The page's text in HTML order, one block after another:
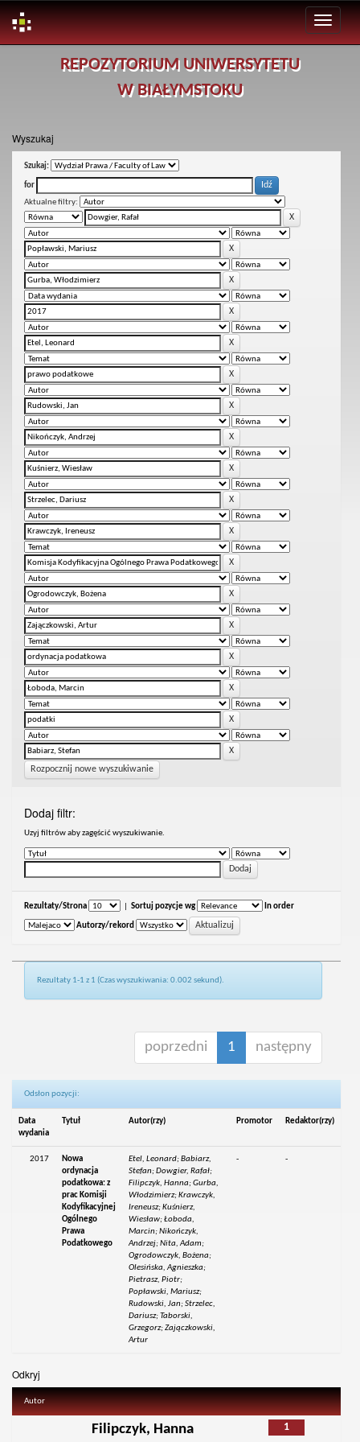
REPOZYTORIUM UNIWERSYTETU
W BIAŁYMSTOKU
Wyszukaj
Szukaj:
for
Aktualne filtry:
Rozpocznij nowe wyszukiwanie
Dodaj filtr:
Uzyj filtrów aby zagęścić wyszukiwanie.
Rezultaty/Strona Sortuj pozycje wg In order
Autorzy/rekord
Rezultaty 1-1 z 1 (Czas wyszukiwania: 0.002 sekund).
poprzedni 1 następny
Odsłon pozycji:
Data
wydania
Tytuł Autor(rzy) Promotor Redaktor(rzy)
2017
Nowa
ordynacja
podatkowa: z
prac Komisji
Kodyfikacyjnej
Ogólnego
Prawa
Podatkowego
Etel, Leonard; Babiarz,
Stefan; Dowgier, Rafał;
Filipczyk, Hanna; Gurba,
Włodzimierz; Krawczyk,
Ireneusz; Kuśnierz,
Wiesław; Łoboda,
Marcin; Nikończyk,
Andrzej; Nita, Adam;
Ogrodowczyk, Bożena;
Olesińska, Agnieszka;
Pietrasz, Piotr;
Popławski, Mariusz;
Rudowski, Jan; Strzelec,
Dariusz; Taborski,
Grzegorz; Zajączkowski,
Artur
- -
Odkryj
Autor
1
Filipczyk, Hanna